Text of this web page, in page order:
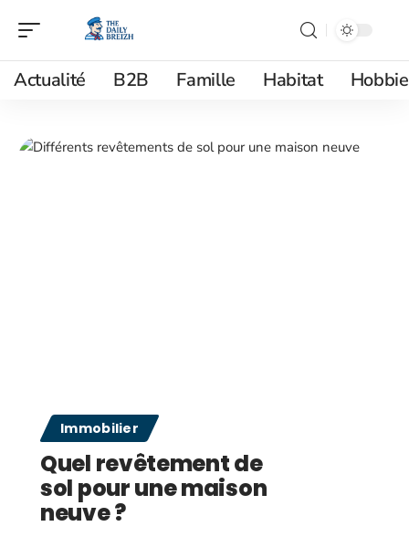
Actualité B2B Famille Habitat
Immobilier
Quel revêtement de
sol pour une maison
neuve ?